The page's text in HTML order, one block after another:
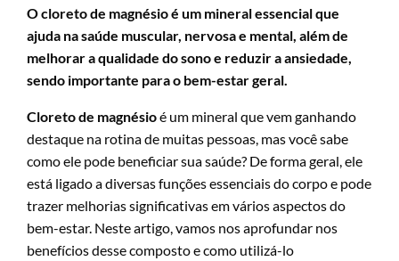
O cloreto de magnésio é um mineral essencial que
ajuda na saúde muscular, nervosa e mental, além de
melhorar a qualidade do sono e reduzir a ansiedade,
sendo importante para o bem-estar geral.
Cloreto de magnésioé um mineral que vem ganhando
destaque na rotina de muitas pessoas, mas você sabe
como ele pode beneficiar sua saúde? De forma geral, ele
está ligado a diversas funções essenciais do corpo e pode
trazer melhorias significativas em vários aspectos do
bem-estar. Neste artigo, vamos nos aprofundar nos
benefícios desse composto e como utilizá-lo